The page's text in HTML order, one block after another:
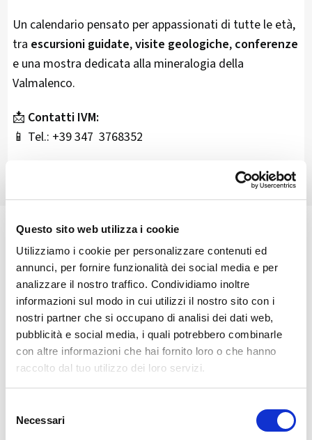
Questo sito web utilizza i cookie
Utilizziamo i cookie per personalizzare contenuti ed
annunci, per fornire funzionalità dei social media e per
analizzare il nostro traffico. Condividiamo inoltre
informazioni sul modo in cui utilizzi il nostro sito con i
nostri partner che si occupano di analisi dei dati web,
pubblicità e social media, i quali potrebbero combinarle
con altre informazioni che hai fornito loro o che hanno
raccolto dal tuo utilizzo dei loro servizi.
delNecessari
Un calendario pensato per appassionati di tutte le età,
tra escursioni guidate,visite geologiche, conferenze
e una mostra dedicata alla mineralogia della
Valmalenco.
📩 Contatti IVM:
📱 Tel.: +39 347 3768352
🏘️ Scopri il comune di
Chiesa In Valmalenco